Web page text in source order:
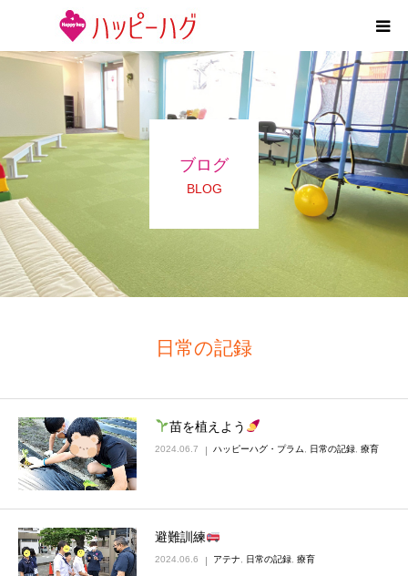
ブログ
BLOG
日常の記録
苗を植えよう
2024.06.7 ハッピーハグ・プラム 日常の記録 療育
避難訓練
2024.06.6 アテナ 日常の記録 療育
2つの特徴
5領域支援とお約束
施設紹介
求人情報